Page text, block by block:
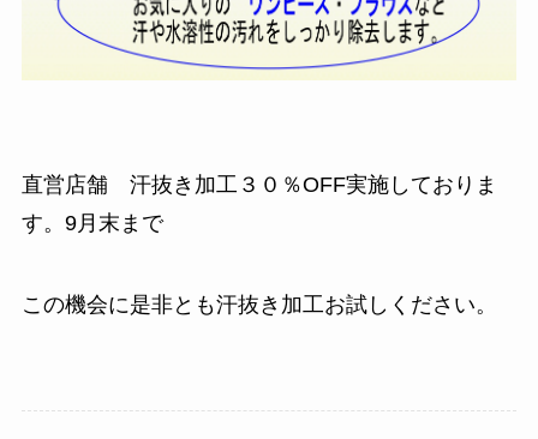
直営店舗 汗抜き加工３０％OFF実施しておりま
す。9月末まで
この機会に是非とも汗抜き加工お試しください。